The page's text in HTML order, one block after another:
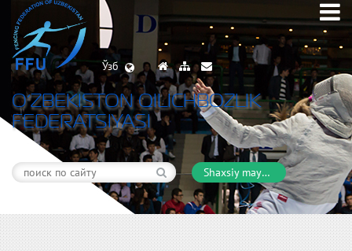
Ўзб
O’ZBEKISTON QILICHBOZLIK
FEDERATSIYASI
Shaxsiy maydon